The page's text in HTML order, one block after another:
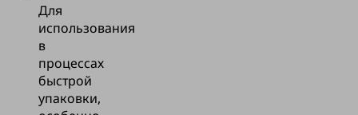
Для
использования
в
процессах
быстрой
упаковки,